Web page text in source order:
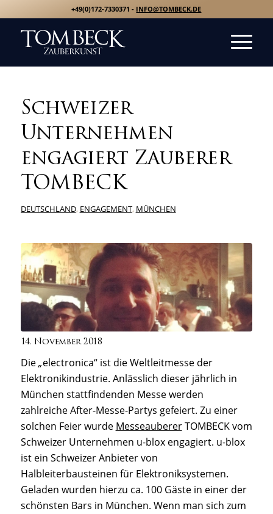
+49(0)172-7330371 - INFO@TOMBECK.DE
Schweizer
Unternehmen
engagiert Zauberer
TOMBECK
DEUTSCHLAND, ENGAGEMENT, MÜNCHEN
14. November 2018
Die„electronica“ ist die Weltleitmesse der
Elektronikindustrie. Anlässlich dieser jährlich in
München stattfindenden Messe werden
zahlreiche After-Messe-Partys gefeiert. Zu einer
solchen Feier wurde MesseaubererTOMBECK vom
Schweizer Unternehmen u-blox engagiert. u-blox
ist ein Schweizer Anbieter von
Halbleiterbausteinen für Elektroniksystemen.
Geladen wurden hierzu ca. 100 Gäste in einer der
schönsten Bars in München. Wenn man sich zum